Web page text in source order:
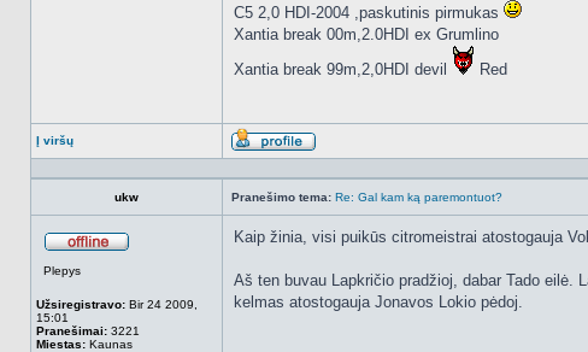
C5 2,0 HDI-2004 ,paskutinis pirmukas
Xantia break 00m,2.0HDI ex Grumlino
Xantia break 99m,2,0HDI devil
Red
Į viršų
Aprašymas
ukw
Pranešimo tema: Re: Gal kam ką paremontuot?
Plepys
Užsiregistravo: Bir 24 2009,
15:01
Pranešimai: 3221
Miestas: Kaunas
Kaip žinia, visi puikūs citromeistrai atostogauja
Aš ten buvau Lapkričio pradžioj, dabar Tado eilė.
kelmas atostogauja Jonavos Lokio pėdoj.